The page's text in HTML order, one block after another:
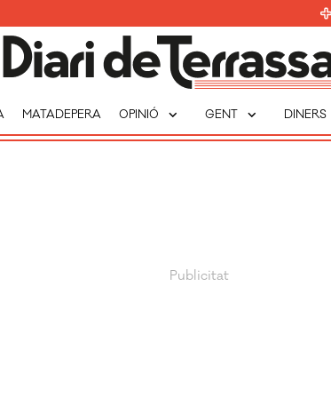
MATADEPERA OPINIÓ expand_more GENT expand_more DINERS